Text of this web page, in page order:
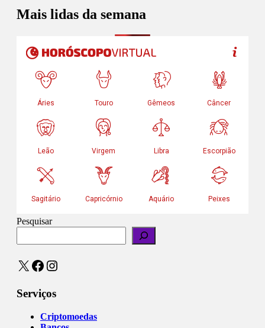
Mais lidas da semana
Pesquisar
X Facebook
Instagram
Serviços
Criptomoedas